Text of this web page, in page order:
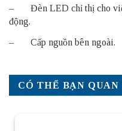
– Đèn LED chỉ thị cho
động.
– Cấp nguồn bên ngoài.
CÓ THỂ BẠN QUAN